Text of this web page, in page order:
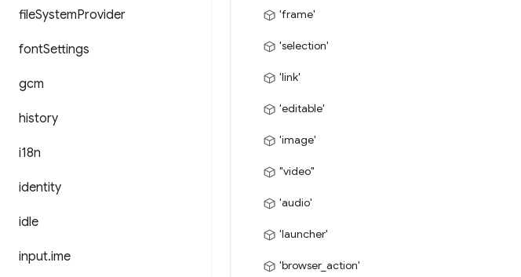
fileSystemProvider
fontSettings
gcm
history
i18n
identity
idle
input.ime
'frame'
'selection'
'link'
'editable'
'image'
"video"
'audio'
'launcher'
'browser_action'